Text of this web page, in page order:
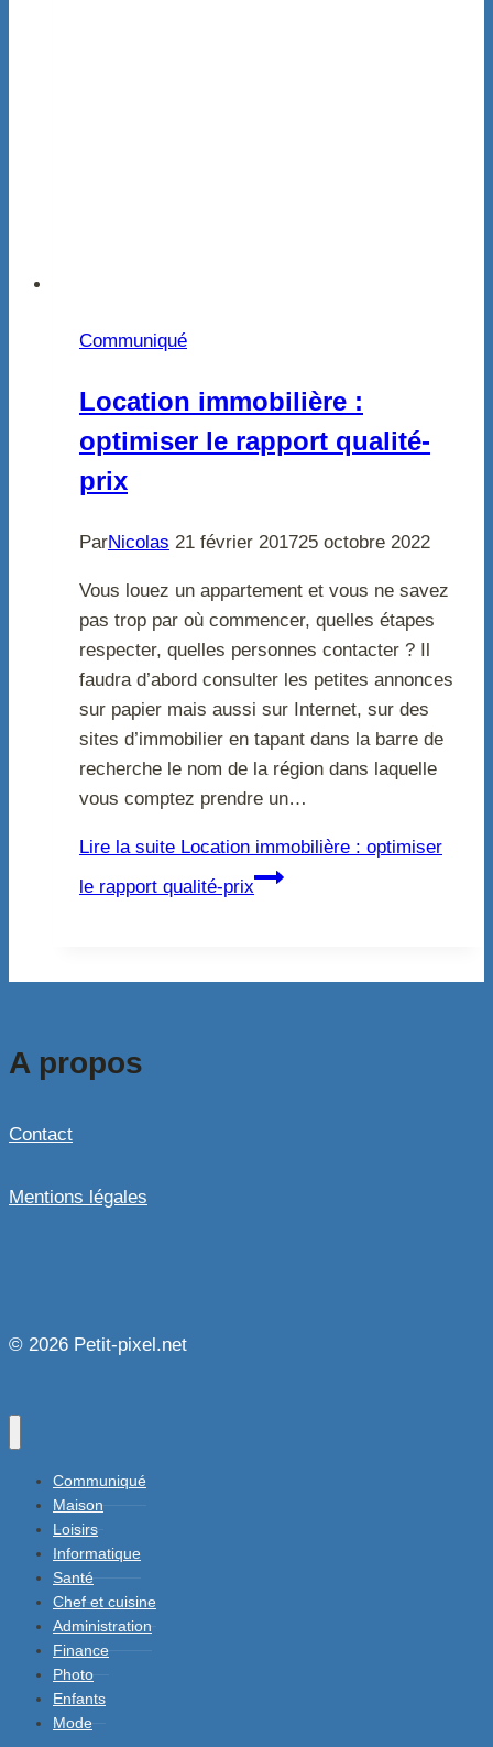
Communiqué
Location immobilière :
optimiser le rapport qualité-
prix
ParNicolas 21 février 201725 octobre 2022
Vous louez un appartement et vous ne savez
pas trop par où commencer, quelles étapes
respecter, quelles personnes contacter ? Il
faudra d’abord consulter les petites annonces
sur papier mais aussi sur Internet, sur des
sites d’immobilier en tapant dans la barre de
recherche le nom de la région dans laquelle
vous comptez prendre un…
Lire la suite Location immobilière : optimiser
le rapport qualité-prix
A propos
Contact
Mentions légales
© 2026 Petit-pixel.net
Communiqué
Maison
Loisirs
Informatique
Santé
Chef et cuisine
Administration
Finance
Photo
Enfants
Mode